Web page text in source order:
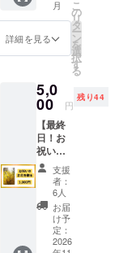
ます。
有効期
限：
業が続
く限り
お使い
いただ
けま
す。
施概
要：60
分×1回
10月末
まで ※
インの
場合：
Google
Meetを
使用し
ます。
※オフラ
インの
場合：
実施場
す。 発
送は
2027年
を予定
【内
容】
コー
ヒード
リップ
バッグ
・原材
料名：
コー
ヒー豆
・内容
量：
10g×5
月
詳細を見る
こ
の
リ
タ
ー
ン
を
選
択
す
る
5,0
00 円
残り44
【最終
日！お
祝いの
お花を
贈れる
権】 チ
ダッケ
のカ
フェの
オープ
支援
者：
6人
お届
け予
定：
2026